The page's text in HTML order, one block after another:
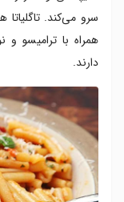
سرو می‌کند. تاگلیاتا
همراه با ترامیسو
دارند.